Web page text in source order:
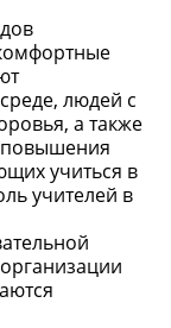
людей с
а также
повышения
учиться в
учителей в